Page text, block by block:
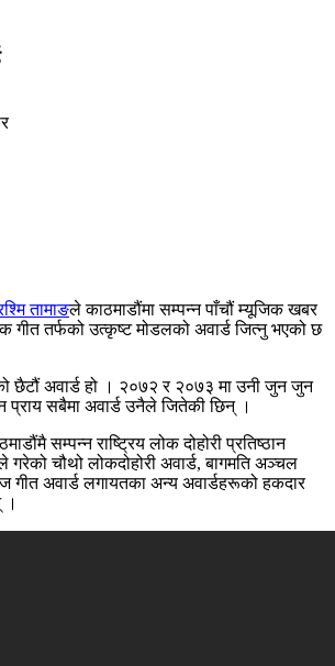
तामाङले काठमाडौंमा सम्पन्न पाँचौं म्यूजिक खबर
गीत तर्फको उत्कृष्ट मोडलको अवार्ड जित्नु भएको छ
छैटौं अवार्ड हो । २०७२ र २०७३ मा उनी जुन जुन
प्राय सबैमा अवार्ड उनैले जितेकी छिन् ।
सम्पन्न राष्ट्रिय लोक दोहोरी प्रतिष्ठान
चौथो लोकदोहोरी अवार्ड, बागमति अञ्चल
गीत अवार्ड लगायतका अन्य अवार्डहरूको हकदार
।